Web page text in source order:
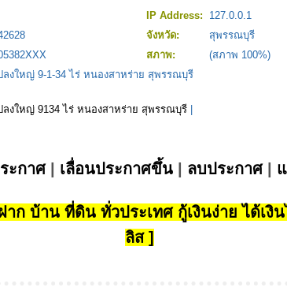
IP Address:
127.0.0.1
จังหวัด:
สุพรรณบุรี
สภาพ:
(สภาพ 100%)
งใหญ่ 9-1-34 ไร่ หนองสาหร่าย สุพรรณบุรี
งใหญ่ 9134 ไร่ หนองสาหร่าย สุพรรณบุรี
ะกาศ| เลื่อนประกาศขึ้น ลบประกาศ|
ก บ้าน ที่ดิน ทั่วประเทศ กู้เงินง่าย ได้เงิ
ลิส ]